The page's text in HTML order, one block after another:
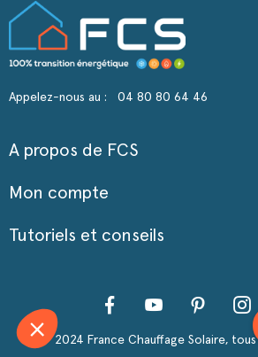
Appelez-nous au : 04 80 80 64 46
A propos de FCS
Mon compte
Tutoriels et conseils
FacebookYouTube
2024 France Chauffage Solaire, tous
au bon
votre expérience, diffuser des
consentement peut être retiré à
par